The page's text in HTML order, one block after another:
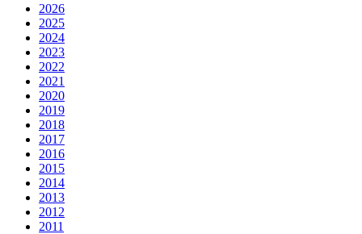
2026
2025
2024
2023
2022
2021
2020
2019
2018
2017
2016
2015
2014
2013
2012
2011